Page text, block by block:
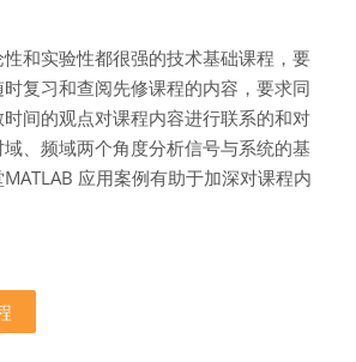
和实验性都很强的技术基础课程，要
复习和查阅先修课程的内容，要求同
间的观点对课程内容进行联系的和对
、频域两个角度分析信号与系统的基
应用案例有助于加深对课程内